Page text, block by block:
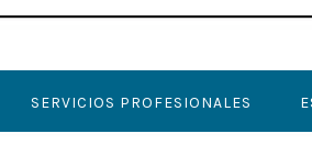
SERVICIOS PROFESIONALES